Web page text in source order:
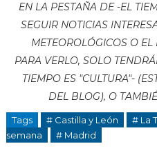
EN LA PESTAÑA DE -EL
SEGUIR NOTICIAS
METEOROLÓGICOS O
PARA VERLO, SOLO
TIEMPO ES "CULTURA"-
DEL BLOG), O
Tags # Castilla y León # La
semana
# Madrid